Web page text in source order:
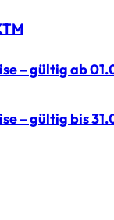
– gültig ab
– gültig bis